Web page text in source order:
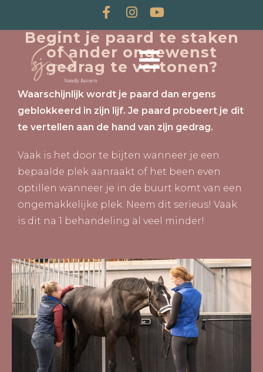
Begint je paard te staken
of ander ongewenst
gedrag te vertonen?
Waarschijnlijk wordt je paard dan ergens
geblokkeerd in zijn lijf. Je paard probeert je dit
te vertellen aan de hand van zijn gedrag.
Vaak is het door te bijten wanneer je een
bepaalde plek aanraakt of het been even
optillen wanneer je in de buurt komt van een
ongemakkelijke plek. Neem dit serieus! Vaak
is dit na 1 behandeling al veel minder!